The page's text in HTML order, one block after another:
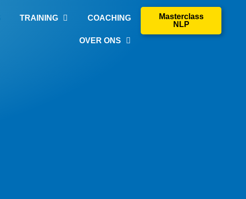
TRAINING COACHING
OVER ONS
Masterclass
NLP